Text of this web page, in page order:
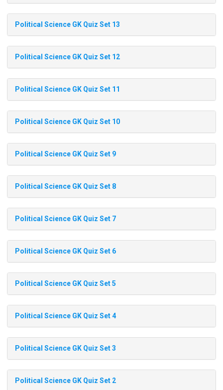
Political Science GK Quiz Set 13
Political Science GK Quiz Set 12
Political Science GK Quiz Set 11
Political Science GK Quiz Set 10
Political Science GK Quiz Set 9
Political Science GK Quiz Set 8
Political Science GK Quiz Set 7
Political Science GK Quiz Set 6
Political Science GK Quiz Set 5
Political Science GK Quiz Set 4
Political Science GK Quiz Set 3
Political Science GK Quiz Set 2